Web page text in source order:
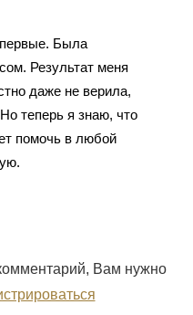
Была
Результат меня
даже не верила,
теперь я знаю, что
помочь в любой
Вам нужно